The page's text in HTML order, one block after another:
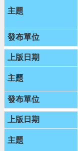
園
市
政
府
隱
權
政
策
政
網